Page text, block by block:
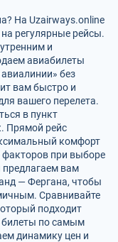
На Uzairways.online
регулярные рейсы.
и
авиабилеты
без
вам быстро и
вашего перелета.
в пункт
Прямой рейс
комфорт
при выборе
предлагаем вам
— Фергана, чтобы
Сравнивайте
подходит
билеты по самым
динамику цен и